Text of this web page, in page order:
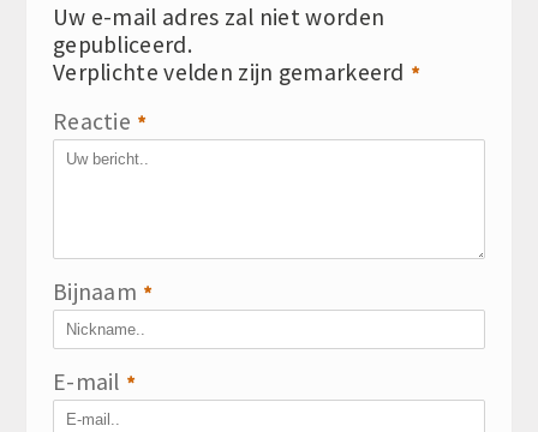
Uw e-mail adres zal niet worden
gepubliceerd.
Verplichte velden zijn gemarkeerd *
Reactie *
Bijnaam *
E-mail *